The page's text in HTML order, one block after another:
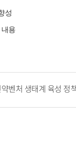
성
내용
벤처 생태계 육성 정